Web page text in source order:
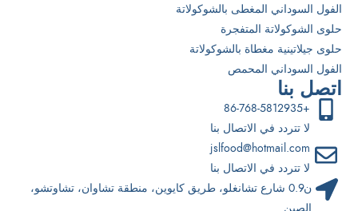
الفول السوداني المغطى بالشوكولاتة
حلوى الشوكولاتة المتفجرة
حلوى جيلاتينية مغطاة بالشوكولاتة
الفول السوداني المحمص
اتصل بنا
+86-768-5812935
لا تتردد في الاتصال بنا
jslfood@hotmail.com
لا تتردد في الاتصال بنا
ن0.9 شارع تشانغلو، طريق كايوين، منطقة تشاوان، تشاوتشو،